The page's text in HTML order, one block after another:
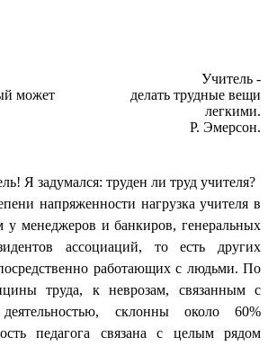
Учитель -
может делать трудные вещи
легкими.
Р. Эмерсон.
Я задумался: труден ли труд учителя?
напряженности нагрузка учителя в
у менеджеров и банкиров, генеральных
ассоциаций, то есть других
работающих с людьми. По
труда, к неврозам, связанным с
деятельностью, склонны около 60%
педагога связана с целым рядом